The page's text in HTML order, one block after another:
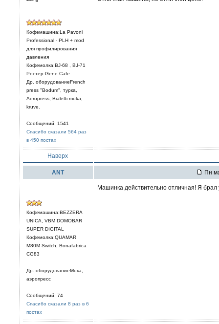
Кофемашина:La Pavoni
Professional - PLH + mod
для профилирования
давления
Кофемолка:BJ-68 , BJ-71
Ростер:Gene Cafe
Др. оборудованиеFrench
press "Bodum", турка,
Aeropress, Bialetti moka,
kruve.
Сообщений: 1541
Спасибо сказали 564 раз
в 450 постах
Наверх
ANT Пн
Кофемашина:BEZZERA
UNICA, VBM DOMOBAR
SUPER DIGITAL
Кофемолка:QUAMAR
M80M Switch, Bonafabrica
CG83
Др. оборудованиеМока,
аэропресс
Сообщений: 74
Спасибо сказали 8 раз в 6
постах
Машинка действительно отличная! Я